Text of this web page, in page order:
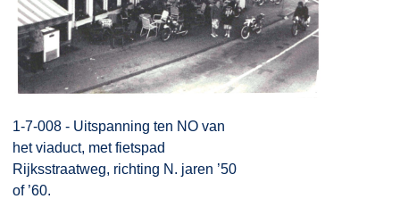
1-7-008 - Uitspanning ten NO van
het viaduct, met fietspad
Rijksstraatweg, richting N. jaren ’50
of ’60.